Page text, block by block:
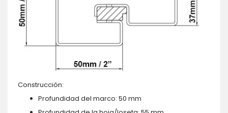
Construcción:
Profundidad del marco: 50 mm